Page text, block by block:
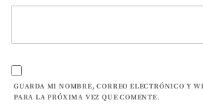
GUARDA MI NOMBRE, CORREO ELECTRÓNICO Y
PARA LA PRÓXIMA VEZ QUE COMENTE.